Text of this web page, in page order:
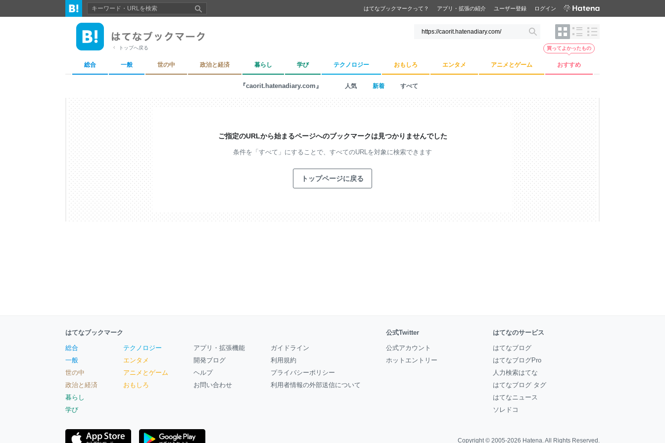
はてなブックマークって？ アプリ・拡張の紹介 ユーザー登録 ログイン
トップへ戻る
総合 一般 世の中 政治と経済 暮らし 学び テクノロジー おもしろ エンタメ アニメとゲーム おすすめ
買ってよかったもの
『caorit.hatenadiary.com』 人気 新着 すべて
ご指定のURLから始まるページへのブックマークは見つかりませんでした
条件を「すべて」にすることで、 すべてのURLを対象に検索できます
トップページに戻る
はてなブックマーク
総合
一般
世の中
政治と経済
暮らし
学び
テクノロジー
エンタメ
アニメとゲーム
おもしろ
アプリ・拡張機能
開発ブログ
ヘルプ
お問い合わせ
ガイドライン
利用規約
プライバシーポリシー
利用者情報の外部送信について
公式Twitter
公式アカウント
ホットエントリー
はてなのサービス
はてなブログ
はてなブログPro
人力検索はてな
はてなブログ タグ
はてなニュース
ソレドコ
Copyright © 2005-2026 Hatena. All Rights Reserved.